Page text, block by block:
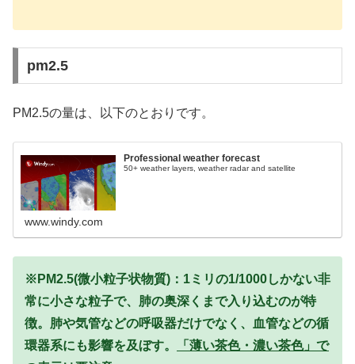
pm2.5
PM2.5の量は、以下のとおりです。
Professional weather forecast
50+ weather layers, weather radar and satellite
www.windy.com
※PM2.5(微小粒子状物質)：1ミリの1/1000しかない非
常に小さな粒子で、肺の奥深くまで入り込むのが特
徴。肺や気管などの呼吸器だけでなく、血管などの循
環器系にも影響を及ぼす。
「薄い茶色・濃い茶色」で